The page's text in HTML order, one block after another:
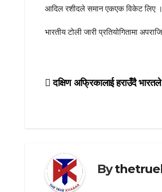
आदिल रशीदले समान एकएक विकेट लिए ।
भारतीय टोली जारी प्रतियोगितामा
Post
दक्षिण अफ्रिकालाई हराउँदै भारतले
By